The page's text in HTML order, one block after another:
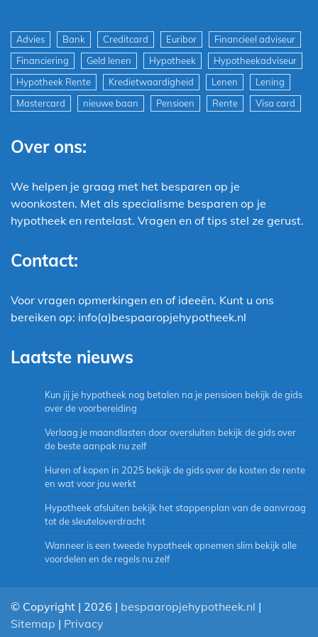
Advies Bank Creditcard Euribor
Financieel adviseur
Financiering
Geld lenen Hypotheek
Hypotheekadviseur
Hypotheek Rente
Kredietwaardigheid Lenen
Lening
Mastercard
nieuwe baan Pensioen Rente Visa card
Over ons:
We helpen je graag met het besparen op je
woonkosten. Met als specialisme besparen op je
hypotheek en rentelast. Vragen en of tips stel ze gerust.
Contact:
Voor vragen opmerkingen en of ideeën. Kunt u ons
bereiken op: info(a)bespaaropjehypotheek.nl
Laatste nieuws
Kun jij je hypotheek nog betalen na je pensioen bekijk de gids
over de voorbereiding
Verlaag je maandlasten door oversluiten bekijk de gids over
de beste aanpak nu zelf
Huren of kopen in 2025 bekijk de gids over de kosten de rente
en wat voor jou werkt
Hypotheek afsluiten bekijk het stappenplan van de aanvraag
tot de sleuteloverdracht
Wanneer is een tweede hypotheek opnemen slim bekijk alle
voordelen en de regels nu zelf
© Copyright | 2026 | bespaaropjehypotheek.nl |
Sitemap | Privacy